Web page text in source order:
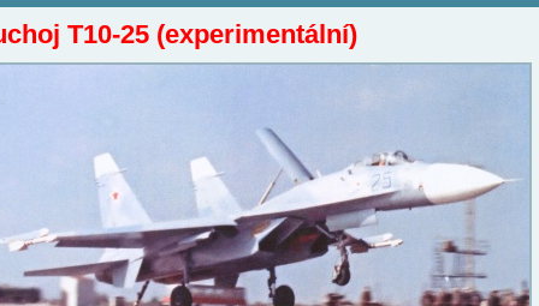
T10-25 (experimentální)